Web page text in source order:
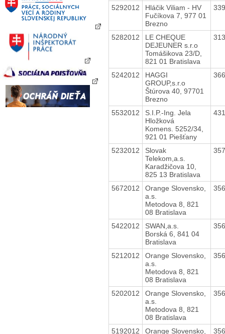
5292012
Hláčik Viliam - HV
Fučíkova 7, 977 01
Brezno
5282012
LE CHEQUE
DEJEUNER s.r.o
Tomášikova 23/D,
821 01 Bratislava
5242012
HAGGI
GROUP,s.r.o
Štúrova 40, 97701
Brezno
5532012
S.I.P.-Ing. Jela
Hložková
Komens. 5252/34,
921 01 Piešťany
5232012
Slovak
Telekom,a.s.
Karadžičova 10,
825 13 Bratislava
5672012
Orange Slovensko,
a.s.
Metodova 8, 821
08 Bratislava
5422012
SWAN,a.s.
Borská 6, 841 04
Bratislava
5212012
Orange Slovensko,
a.s.
Metodova 8, 821
08 Bratislava
5202012
Orange Slovensko,
a.s.
Metodova 8, 821
08 Bratislava
5192012 Orange Slovensko,